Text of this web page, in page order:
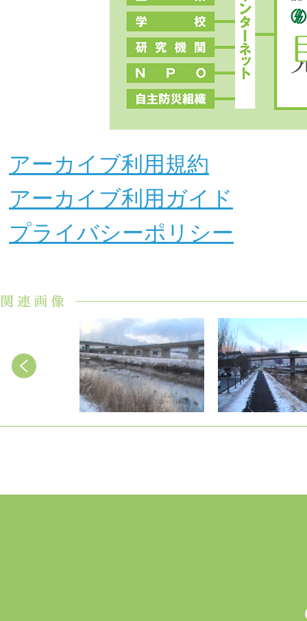
アーカイブ利用規約
アーカイブ利用ガイド
プライバシーポリシー